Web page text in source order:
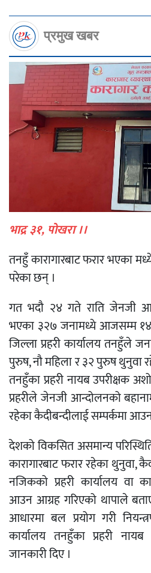
प्रमुख खबर
भाद्र ३१, पोखरा ।।
तनहुँ कारागारबाट फरार भएका
परेका छन् ।
गत भदौ २४ गते राति जेनजी
भएका ३२७ जनामध्ये आजसम्म
जिल्ला प्रहरी कार्यालय तनहुँले
पुरुष, नौ महिला र ३२ पुरुष थुनुवा
तनहुँका प्रहरी नायब उपरीक्षक
प्रहरीले जेनजी आन्दोलनको
रहेका कैदीबन्दीलाई सम्पर्कमा
देशको विकसित असमान्य
कारागारबाट फरार रहेका थुनुवा,
नजिकको प्रहरी कार्यालय वा
आउन आग्रह गरिएको थापाले
आधारमा बल प्रयोग गरी
कार्यालय तनहुँका प्रहरी
जानकारी दिए ।